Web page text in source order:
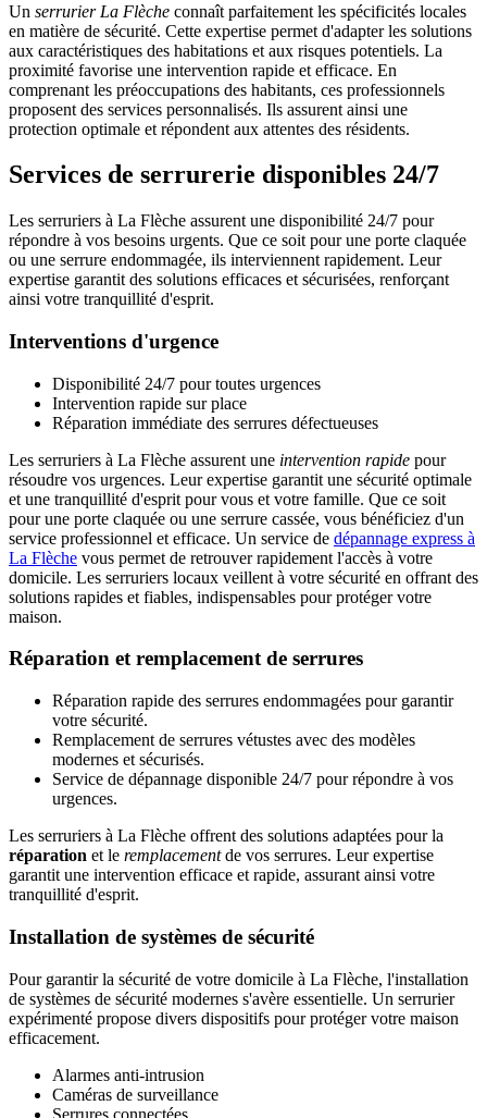
Un serrurier La Flèche connaît parfaitement les spécificités locales
en matière de sécurité. Cette expertise permet d'adapter les solutions
aux caractéristiques des habitations et aux risques potentiels. La
proximité favorise une intervention rapide et efficace. En
comprenant les préoccupations des habitants, ces professionnels
proposent des services personnalisés. Ils assurent ainsi une
protection optimale et répondent aux attentes des résidents.
Services de serrurerie disponibles 24/7
Les serruriers à La Flèche assurent une disponibilité 24/7 pour
répondre à vos besoins urgents. Que ce soit pour une porte claquée
ou une serrure endommagée, ils interviennent rapidement. Leur
expertise garantit des solutions efficaces et sécurisées, renforçant
ainsi votre tranquillité d'esprit.
Interventions d'urgence
Disponibilité 24/7 pour toutes urgences
Intervention rapide sur place
Réparation immédiate des serrures défectueuses
Les serruriers à La Flèche assurent une intervention rapide pour
résoudre vos urgences. Leur expertise garantit une sécurité optimale
et une tranquillité d'esprit pour vous et votre famille. Que ce soit
pour une porte claquée ou une serrure cassée, vous bénéficiez d'un
service professionnel et efficace. Un service de dépannage express à
La Flèche vous permet de retrouver rapidement l'accès à votre
domicile. Les serruriers locaux veillent à votre sécurité en offrant des
solutions rapides et fiables, indispensables pour protéger votre
maison.
Réparation et remplacement de serrures
Réparation rapide des serrures endommagées pour garantir
votre sécurité.
Remplacement de serrures vétustes avec des modèles
modernes et sécurisés.
Service de dépannage disponible 24/7 pour répondre à vos
urgences.
Les serruriers à La Flèche offrent des solutions adaptées pour la
réparation et le remplacementde vos serrures. Leur expertise
garantit une intervention efficace et rapide, assurant ainsi votre
tranquillité d'esprit.
Installation de systèmes de sécurité
Pour garantir la sécurité de votre domicile à La Flèche, l'installation
de systèmes de sécurité modernes s'avère essentielle. Un serrurier
expérimenté propose divers dispositifs pour protéger votre maison
efficacement.
Alarmes anti-intrusion
Caméras de surveillance
Serrures connectées